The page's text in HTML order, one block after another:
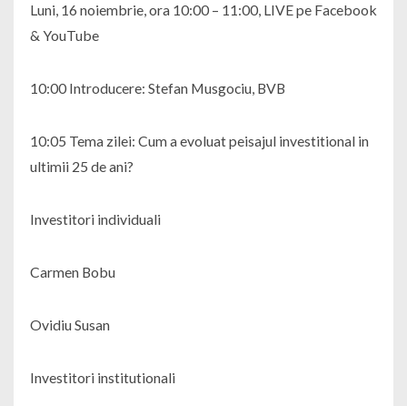
Luni, 16 noiembrie, ora 10:00 – 11:00, LIVE pe Facebook
& YouTube
10:00 Introducere: Stefan Musgociu, BVB
10:05 Tema zilei: Cum a evoluat peisajul investitional in
ultimii 25 de ani?
Investitori individuali
Carmen Bobu
Ovidiu Susan
Investitori institutionali